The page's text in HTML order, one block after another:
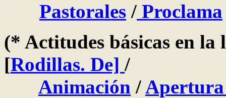
Pastorales / Proclama
(* Actitudes básicas en
[Rodillas. De] /
Animación /Apertura